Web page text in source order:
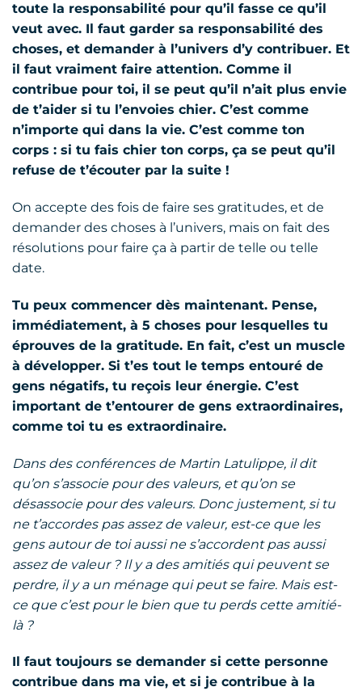
toute la responsabilité pour qu’il fasse ce qu’il
veut avec. Il faut garder sa responsabilité des
choses, et demander à l’univers d’y contribuer. Et
il faut vraiment faire attention. Comme il
contribue pour toi, il se peut qu’il n’ait plus envie
de t’aider si tu l’envoies chier. C’est comme
n’importe qui dans la vie. C’est comme ton
corps : si tu fais chier ton corps, ça se peut qu’il
refuse de t’écouter par la suite !
On accepte des fois de faire ses gratitudes, et de
demander des choses à l’univers, mais on fait des
résolutions pour faire ça à partir de telle ou telle
date.
Tu peux commencer dès maintenant. Pense,
immédiatement, à 5 choses pour lesquelles tu
éprouves de la gratitude. En fait, c’est un muscle
à développer. Si t’es tout le temps entouré de
gens négatifs, tu reçois leur énergie. C’est
important de t’entourer de gens extraordinaires,
comme toi tu es extraordinaire.
Dans des conférences de Martin Latulippe, il dit
qu’on s’associe pour des valeurs, et qu’on se
désassocie pour des valeurs. Donc justement, si tu
ne t’accordes pas assez de valeur, est-ce que les
gens autour de toi aussi ne s’accordent pas aussi
assez de valeur ? Il y a des amitiés qui peuvent se
perdre, il y a un ménage qui peut se faire. Mais est-
ce que c’est pour le bien que tu perds cette amitié-
là ?
Il faut toujours se demander si cette personne
contribue dans ma vie, et si je contribue à la